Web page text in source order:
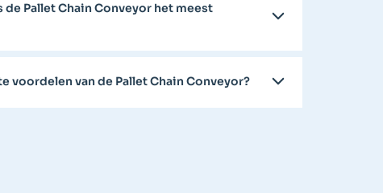
Pallet Chain Conveyor het meest
voordelen van de Pallet Chain Conveyor?